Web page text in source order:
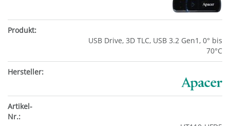
USB Drive, 3D TLC, USB 3.2 Gen1, 0° bis
70°C